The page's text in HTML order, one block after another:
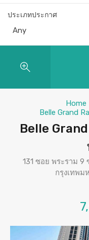
ประเภทประกาศ
Any
Home
Belle Grand
Belle
131 ซอย พระราม 9
กรุงเทพม